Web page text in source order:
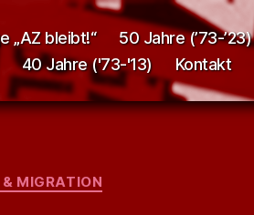
„AZ bleibt!“ 50 Jahre (’73-’23)
40 Jahre ('73-'13)
Kontakt
MIGRATION